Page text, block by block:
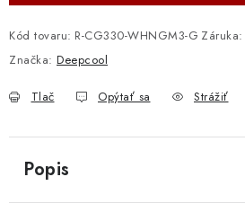
Kód tovaru: R-CG330-WHNGM3-G Záruka:
Značka: Deepcool
Tlač Opýtať sa Strážiť
Popis